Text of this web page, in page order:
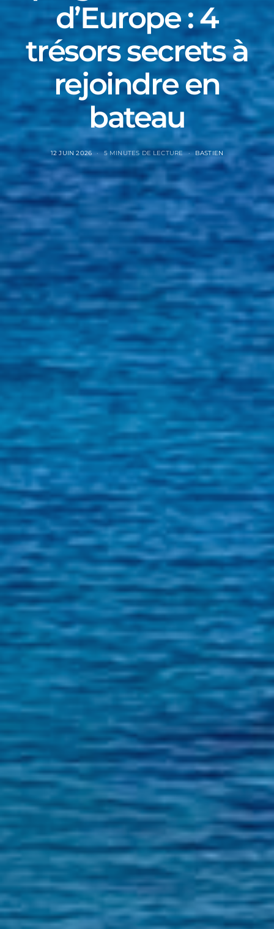
d’Europe : 4
trésors secrets à
rejoindre en
bateau
12 JUIN 2026 5 MINUTES DE LECTURE BASTIEN